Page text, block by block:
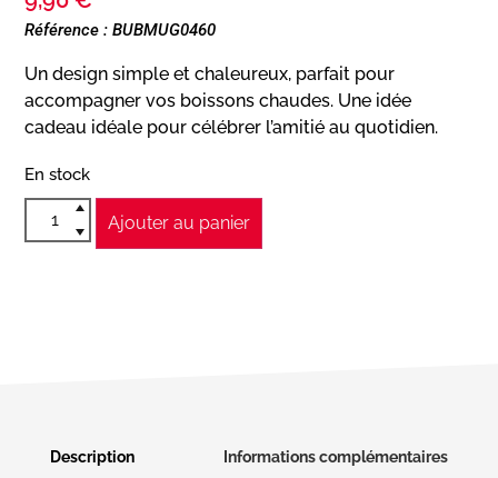
Référence : BUBMUG0460
Un design simple et chaleureux, parfait pour
accompagner vos boissons chaudes. Une idée
cadeau idéale pour célébrer l’amitié au quotidien.
En stock
Ajouter au panier
Description Informations complémentaires